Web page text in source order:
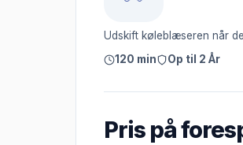
Udskift køleblæseren når
120 min
Op til 2 År
Pris på